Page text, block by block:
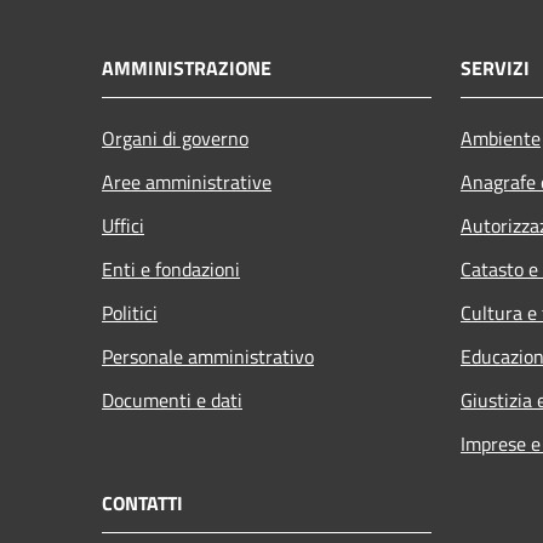
AMMINISTRAZIONE
Organi di governo
Aree amministrative
Uffici
Enti e fondazioni
Politici
Personale amministrativo
Documenti e dati
SERVIZI
Ambiente
Catasto
Cultura
Giustizia
Imprese
CONTATTI